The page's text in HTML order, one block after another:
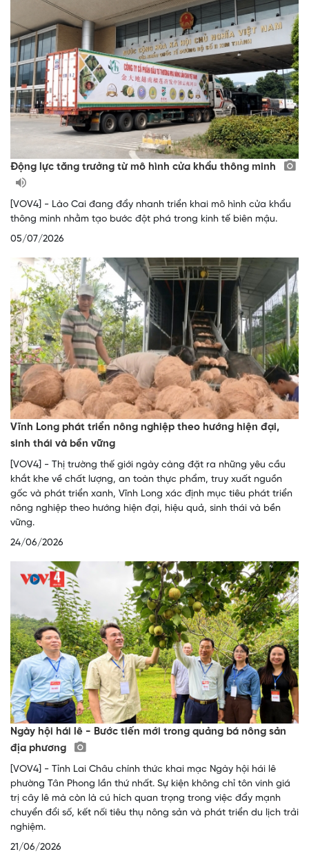
Động lực tăng trưởng từ mô hình cửa khẩu thông minh
[VOV4] - Lào Cai đang đẩy nhanh triển khai mô hình cửa khẩu
thông minh nhằm tạo bước đột phá trong kinh tế biên mậu.
05/07/2026
Vĩnh Long phát triển nông nghiệp theo hướng hiện đại,
sinh thái và bền vững
[VOV4] - Thị trường thế giới ngày càng đặt ra những yêu cầu
khắt khe về chất lượng, an toàn thực phẩm, truy xuất nguồn
gốc và phát triển xanh, Vĩnh Long xác định mục tiêu phát triển
nông nghiệp theo hướng hiện đại, hiệu quả, sinh thái và bền
vững.
24/06/2026
Ngày hội hái lê - Bước tiến mới trong quảng bá nông sản
địa phương
[VOV4] - ​Tỉnh Lai Châu chính thức khai mạc Ngày hội hái lê
phường Tân Phong lần thứ nhất. Sự kiện không chỉ tôn vinh giá
trị cây lê mà còn là cú hích quan trọng trong việc đẩy mạnh
chuyển đổi số, kết nối tiêu thụ nông sản và phát triển du lịch trải
nghiệm.
21/06/2026